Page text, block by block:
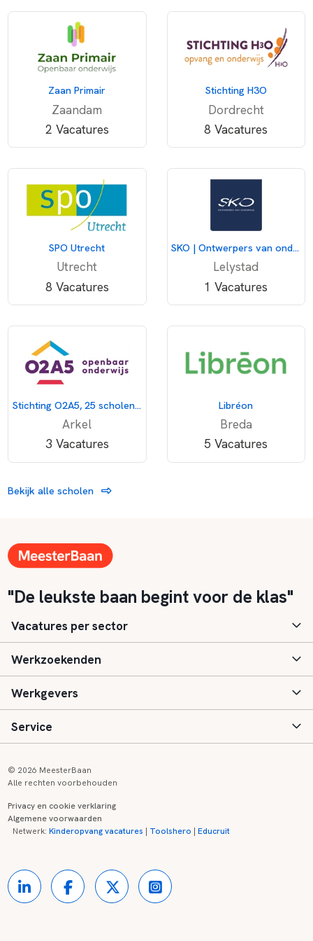
vindt een luisterend oor. En als een gelegenheid zich
voordoet, komen we bij elkaar om - georganiseerd of
spontaan – iets gezelligs te ondernemen.
Zaan Primair
Zaandam
2 Vacatures
Stichting H3O
Dordrecht
8 Vacatures
SPO Utrecht
Utrecht
8 Vacatures
SKO | Ontwerpers van onderwijs
Lelystad
1 Vacatures
Stichting O2A5, 25 scholen voor openbaar onderwijs
Arkel
3 Vacatures
Libréon
Breda
5 Vacatures
Bekijk alle scholen
"De leukste baan begint voor de klas"
Vacatures per sector
Basisonderwijs
Speciaal (basis) onderwijs
Voortgezet onderwijs
Kinderopvang
Werkzoekenden
Aanmelden
Vacatures
Zij-instroom informatie
Onderwijsregio's
Werkgevers
Inloggen
Registreren
Contact
Service
Onderwijs links
Partners
© 2026 MeesterBaan
Alle rechten voorbehouden
Privacy en cookie verklaring
Algemene voorwaarden
Netwerk:Kinderopvang vacatures | Toolshero |Educruit